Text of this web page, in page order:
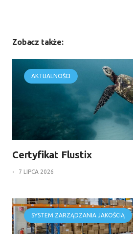
Zobacz także:
AKTUALNOŚCI
Certyfikat Flustix
- 7 LIPCA 2026
SYSTEM ZARZĄDZANIA JAKOŚCIĄ